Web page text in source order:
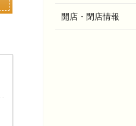
開店・閉店情報